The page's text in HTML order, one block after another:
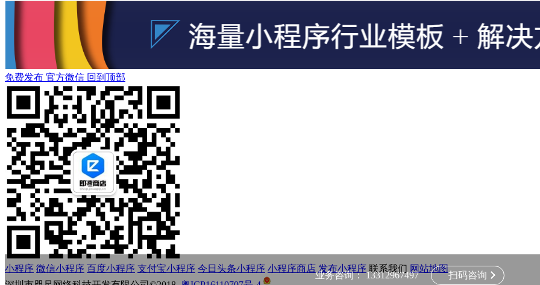
免费发布 官方微信 回到顶部
小程序 微信小程序 百度小程序 支付宝小程序 今日头条小程序 小程序商店 发布小程序 联系我们 网站地图
业务咨询： 13312967497 扫码咨询